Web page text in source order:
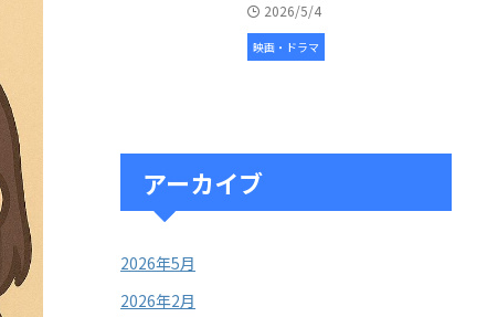
2026/5/4
映画・ドラマ
アーカイブ
2026年5月
2026年2月